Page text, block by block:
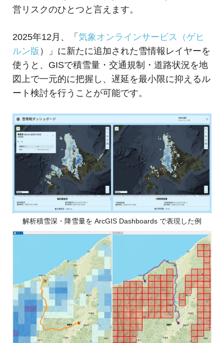
シ
テ
ム
|
ジ
ャ
パ
ン
営リスクのひとつと言えます。
2025年12月、「 気象オンラインサービス（ゲヒ
ルン版 ）」に新たに追加された雪情報レイヤーを
使うと、GISで積雪量・交通規制・道路状況を地
図上で一元的に把握し、遅延を最小限に抑えるル
ート検討を行うことが可能です。
解析積雪深・降雪量を ArcGIS Dashboards で表現した例